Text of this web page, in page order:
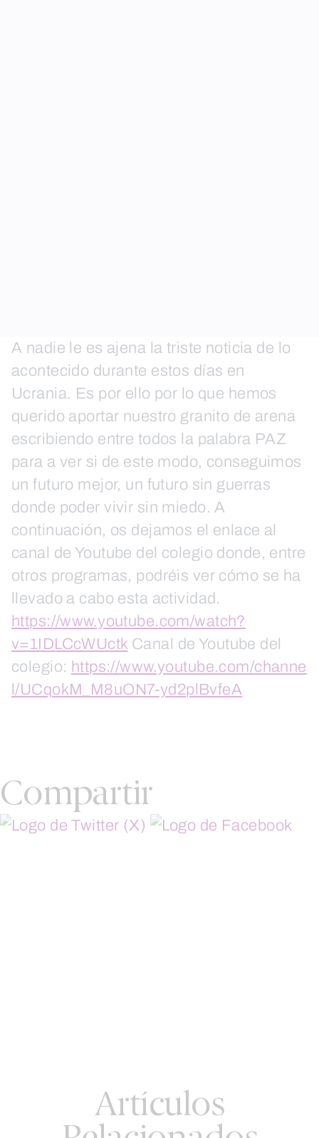
A nadie le es ajena la triste noticia de lo
acontecido durante estos días en
Ucrania. Es por ello por lo que hemos
querido aportar nuestro granito de arena
escribiendo entre todos la palabra PAZ
para a ver si de este modo, conseguimos
un futuro mejor, un futuro sin guerras
donde poder vivir sin miedo. A
continuación, os dejamos el enlace al
canal de Youtube del colegio donde, entre
otros programas, podréis ver cómo se ha
llevado a cabo esta actividad.
https://www.youtube.com/watch?
v=1IDLCcWUctk Canal de Youtube del
colegio: https://www.youtube.com/channe
l/UCqokM_M8uON7-yd2plBvfeA
Compartir
Artículos